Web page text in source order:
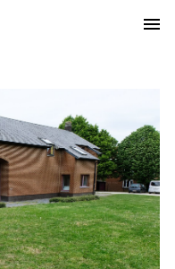
Next